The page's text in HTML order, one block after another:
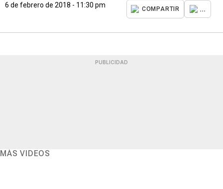
6 de febrero de 2018 - 11:30 pm
COMPARTIR ...
PUBLICIDAD
MÁS VIDEOS